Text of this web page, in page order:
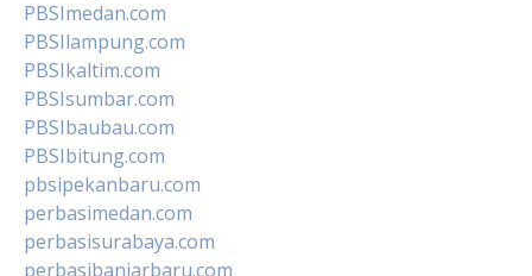
PBSImedan.com
PBSIlampung.com
PBSIkaltim.com
PBSIsumbar.com
PBSIbaubau.com
PBSIbitung.com
pbsipekanbaru.com
perbasimedan.com
perbasisurabaya.com
perbasibanjarbaru.com